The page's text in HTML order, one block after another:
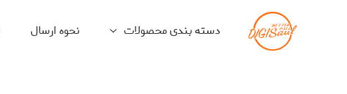
دسته بندی محصولات نحوه ارسال